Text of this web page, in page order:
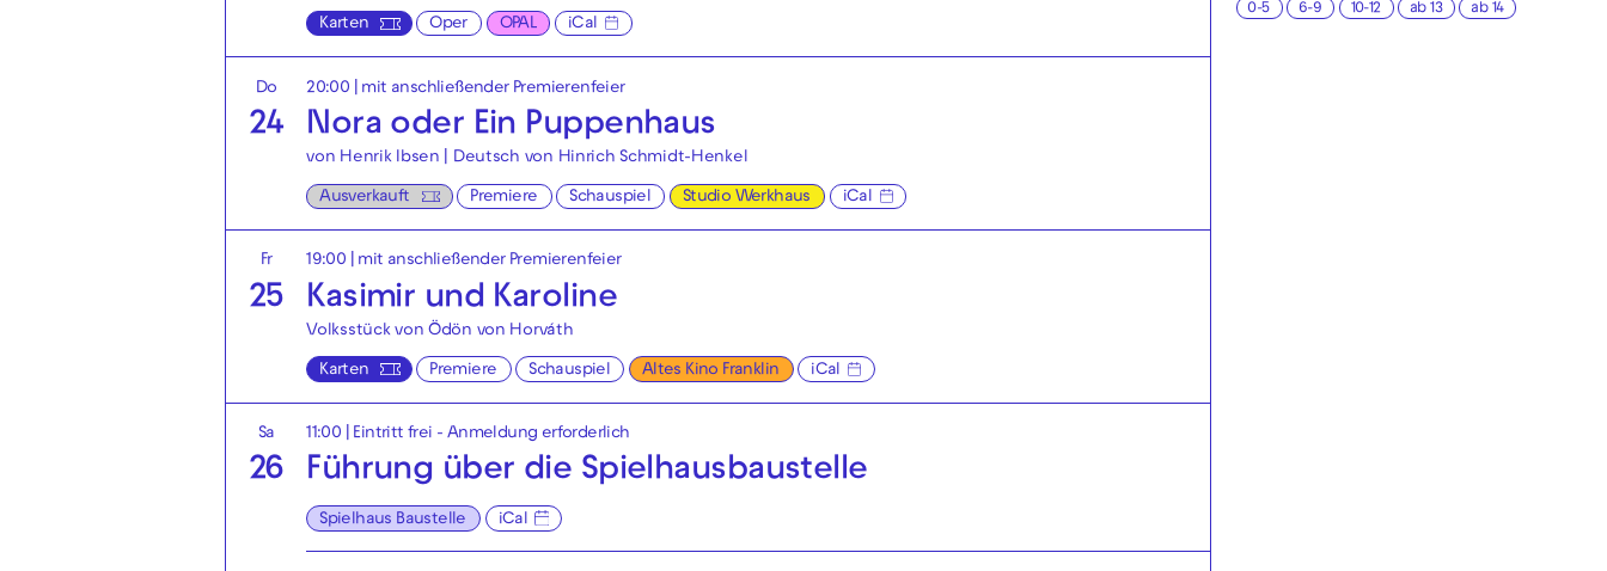
Karten Oper OPAL iCal
Do
24
20:00 | mit anschließender Premierenfeier
Nora oder Ein Puppenhaus
von Henrik Ibsen | Deutsch von Hinrich Schmidt-Henkel
Ausverkauft Premiere Schauspiel Studio Werkhaus iCal
Fr
25
19:00 | mit anschließender Premierenfeier
Kasimir und Karoline
Volksstück von Ödön von Horváth
Karten Premiere Schauspiel Altes Kino Franklin iCal
Sa
26
11:00 Eintritt frei - Anmeldung erforderlich
Führung über die Spielhaus­baustelle
Spielhaus Baustelle iCal
0-5 6-9 10-12 ab 13 ab 14